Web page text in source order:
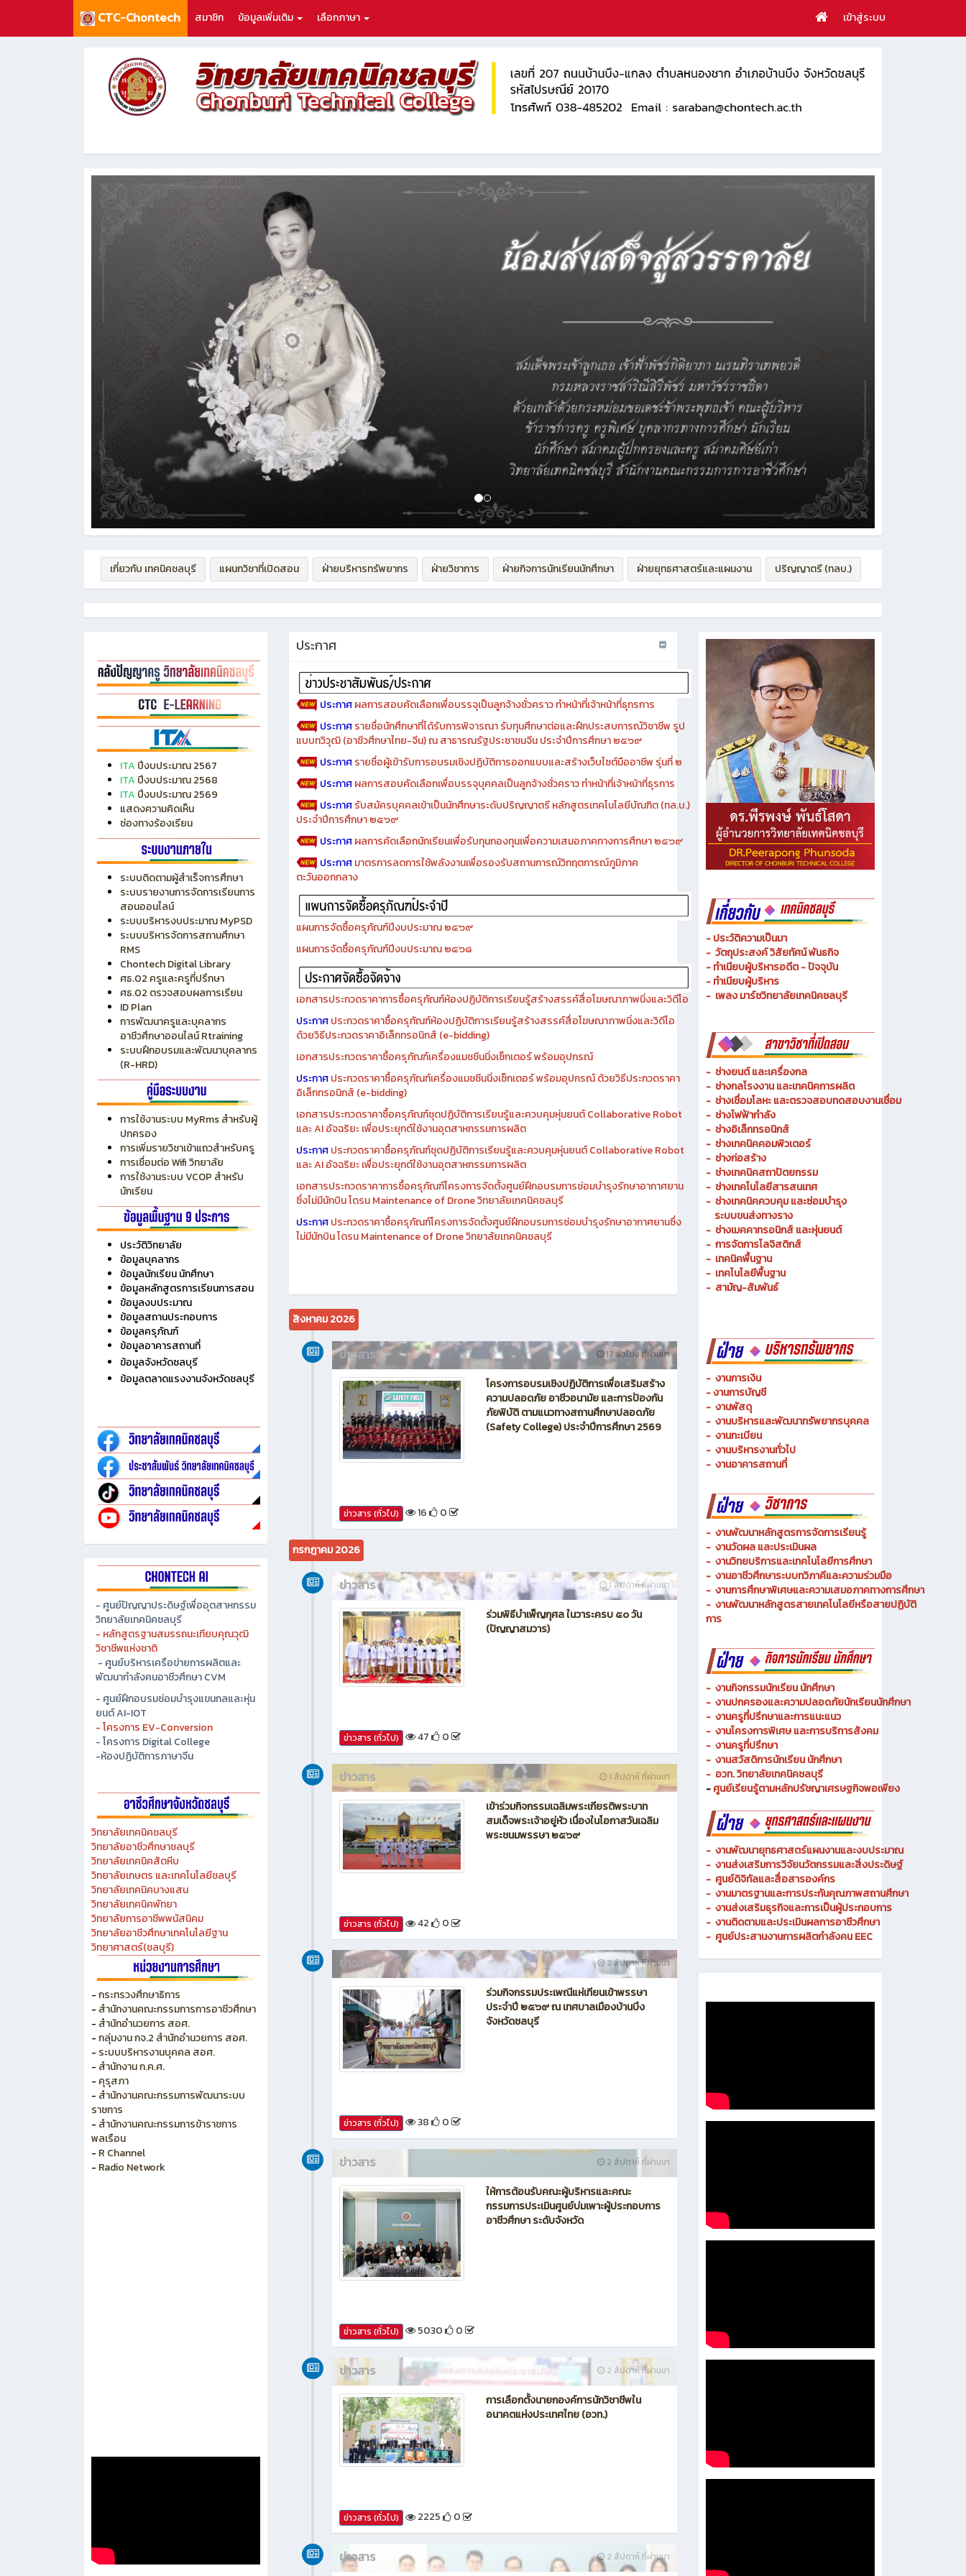
CTC-Chontech สมาชิก ข้อมูลเพิ่มเติม เลือกภาษา เข้าสู่ระบบ
ITAปีงบประมาณ 2567
ITAปีงบประมาณ 2568
ปีงบประมาณ 2569
แสดงความคิดเห็น
ช่องทางร้องเรียน
ระบบติดตามผู้สำเร็จการศึกษา
ระบบรายงานการจัดการเรียนการ
สอนออนไลน์
ระบบบริหารงบประมาณ MyPSD
ระบบบริหารจัดการสถานศึกษา
RMS
Chontech Digital Library
ศธ.02 ครูและครูที่ปรึกษา
ศธ.02 ตรวจสอบผลการเรียน
ID Plan
การพัฒนาครูและบุคลากร
อาชีวศึกษาออนไลน์ Rtraining
ระบบฝึกอบรมและพัฒนาบุคลากร
(R-HRD)
การใช้งานระบบ MyRms สำหรับผู้
ปกครอง
การเพิ่มรายวิชาเข้าแถวสำหรับครู
การเชื่อมต่อ Wifi วิทยาลัย
การใช้งานระบบ VCOP สำหรับ
นักเรียน
ประวัติวิทยาลัย
ข้อมูลบุคลากร
ข้อมูลนักเรียน นักศึกษา
ข้อมูลหลักสูตรการเรียนการสอน
ข้อมูลงบประมาณ
ข้อมูลสถานประกอบการ
ข้อมูลตลาดแรงงานจังหวัดชลบุรี
- ศูนย์ปัญญาประดิษฐ์เพื่ออุตสาหกรรม
วิทยาลัยเทคนิคชลบุรี
- หลักสูตรฐานสมรรถนะเทียบคุณวุฒิ
วิชาชีพแห่งชาติ
- ศูนย์บริหารเครือข่ายการผลิตและ
พัฒนากำลังคนอาชีวศึกษา CVM
- ศูนย์ฝึกอบรมซ่อมบำรุงแขนกลและหุ่น
- โครงการ Digital College
-ห้องปฏิบัติการภาษาจีน
วิทยาลัยเทคนิคชลบุรี
วิทยาลัยอาชีวศึกษาชลบุรี
วิทยาลัยเทคนิคสัตหีบ
วิทยาลัยเกษตร และเทคโนโลยีชลบุรี
วิทยาลัยเทคนิคบางแสน
วิทยาลัยเทคนิคพัทยา
วิทยาลัยการอาชีพพนัสนิคม
วิทยาลัยอาชีวศึกษาเทคโนโลยีฐาน
วิทยาศาสตร์(ชลบุรี)
- กระทรวงศึกษาธิการ
- สำนักงานคณะกรรมการการอาชีวศึกษา
- สำนักอำนวยการ สอศ.
- กลุ่มงาน กจ.2 สำนักอำนวยการ สอศ.
-ระบบบริหารงานบุคคล สอศ.
- สำนักงาน ก.ค.ศ.
-คุรุสภา
- สำนักงานคณะกรรมการพัฒนาระบบ
ราชการ
ประกาศ
ประกาศผลการสอบคัดเลือกเพื่อบรรจุเป็นลูกจ้างชั่วคราว ทำหน้าที่เจ้าหน้าที่ธุกรการ
ประกาศรายชื่อนักศึกษาที่ได้รับการพิจารณา รับทุนศึกษาต่อและฝึกประสบการณ์วิชาชีพ รูป
แบบทวิวุฒิ (อาชีวศึกษาไทย-จีน) ณ สาธารณรัฐประชาชนจีน ประจำปีการศึกษา ๒๕๖๙
ประกาศรายชื่อผู้เข้ารับการอบรมเชิงปฏิบัติการออกแบบและสร้างเว็บไซต์มืออาชีพ รุ่นที่ ๒
ประกาศผลการสอบคัดเลือกเพื่อบรรจุบุคคลเป็นลูกจ้างชั่วคราว ทำหน้าที่เจ้าหน้าที่ธุรการ
ประกาศรับสมัครบุคคลเข้าเป็นนักศึกษาระดับปริญญาตรี หลักสูตรเทคโนโลยีบัณฑิต (ทล.บ.)
ประจำปีการศึกษา ๒๕๖๙
ประกาศผลการคัดเลือกนักเรียนเพื่อรับทุนกองทุนเพื่อความเสมอภาคทางการศึกษา ๒๕๖๙
ประกาศมาตรการลดการใช้พลังงานเพื่อรองรับสถานการณ์วิกฤตการณ์ภูมิภาค
ตะวันออกกลาง
แผนการจัดซื้อครุภัณฑ์ปีงบประมาณ ๒๕๖๙
แผนการจัดซื้อครุภัณฑ์ปีงบประมาณ ๒๕๖๘
เอกสารประกวดราคาการซื้อครุภัณฑ์ห้องปฏิบัติการเรียนรู้สร้างสรรค์สื่อโฆษณาภาพนิ่งและวิดีโอ
ประกาศประกวดราคาซื้อครุภัณฑ์ห้องปฏิบัติการเรียนรู้สร้างสรรค์สื่อโฆษณาภาพนิ่งและวิดีโอ
ด้วยวิธีประกวดราคาอิเล็กทรอนิกส์ (e-bidding)
เอกสารประกวดราคาซื้อครุภัณฑ์เครื่องแมชชีนนิ่งเซ็กเตอร์ พร้อมอุปกรณ์
ประกาศประกวดราคาซื้อครุภัณฑ์เครื่องแมชชีนนิ่งเซ็กเตอร์ พร้อมอุปกรณ์ ด้วยวิธีประกวดราคา
อิเล็กทรอนิกส์ (e-bidding)
เอกสารประกวดราคาซื้อครุภัณฑ์ชุดปฏิบัติการเรียนรู้และควบคุมหุ่นยนต์ Collaborative Robot
และ AI อัจฉริยะ เพื่อประยุกต์ใช้งานอุตสาหกรรมการผลิต
ประกาศประกวดราคาซื้อครุภัณฑ์ชุดปฏิบัติการเรียนรู้และควบคุมหุ่นยนต์ Collaborative Robot
และ AI อัจฉริยะ เพื่อประยุกต์ใช้งานอุตสาหกรรมการผลิต
เอกสารประกวดราคาการซื้อครุภัณฑ์โครงการจัดตั้งศูนย์ฝึกอบรมการซ่อมบำรุงรักษาอากาศยาน
ไม่มีนักบิน โดรน Maintenance of Drone วิทยาลัยเทคนิคชลบุรี
สิงหาคม 2026
17 ชั่วโมง ที่ผ่านมา
ข่าวสาร
ข่าวสาร (ทั่วไป) 16 0
กรกฎาคม 2026
ข่าวสาร
ข่าวสาร (ทั่วไป) 47 0
ข่าวสาร
ข่าวสาร (ทั่วไป) 42 0
ข่าวสาร
ข่าวสาร (ทั่วไป) 38 0
5030 0
ข่าวสาร
- ประวัติความเป็นมา
- ทำเนียบผู้บริหาร
- เพลง มาร์ชวิทยาลัยเทคนิคชลบุรี
- ช่างยนต์ และเครื่องกล
- ช่างกลโรงงาน และเทคนิคการผลิต
- ช่างเชื่อมโลหะ และตรวจสอบทดสอบงานเชื่อม
- ช่างไฟฟ้ากำลัง
- ช่างอิเล็กทรอนิกส์
- ช่างเทคนิคคอมพิวเตอร์
ช่างก่อสร้าง
- ช่างเทคนิคสถาปัตยกรรม
- ช่างเทคโนโลยีสารสนเทศ
- ช่างเทคนิคควบคุม และซ่อมบำรุง
ระบบขนส่งทางราง
- ช่างเมคคาทรอนิกส์ และหุ่นยนต์
-สามัญ-สัมพันธ์
- งานการเงิน
- งานการบัญชี
- งานพัสดุ
- งานทะเบียน
-งานบริหารงานทั่วไป
-งานอาคารสถานที่
- งานพัฒนาหลักสูตรการจัดการเรียนรู้
- งานวัดผล และประเมินผล
- งานวิทยบริการและเทคโนโลยีการศึกษา
- งานการศึกษาพิเศษและความเสมอภาคทางการศึกษา
- งานพัฒนาหลักสูตรสายเทคโนโลยีหรือสายปฏิบัติ
การ
- งานกิจกรรมนักเรียน นักศึกษา
- งานปกครองและความปลอดภัยนักเรียนนักศึกษา
- งานครูที่ปรึกษาและการแนะแนว
-งานโครงการพิเศษ และการบริการสังคม
-งานสวัสดิการนักเรียน นักศึกษา
-อวท. วิทยาลัยเทคนิคชลบุรี
- ศูนย์เรียนรู้ตามหลักปรัชญาเศรษฐกิจพอเพียง
- งานพัฒนายุทธศาสตร์แผนงานและงบประมาณ
- งานส่งเสริมการวิจัยนวัตกรรมและสิ่งประดิษฐ์
- ศูนย์ดิจิทัลและสื่อสารองค์กร